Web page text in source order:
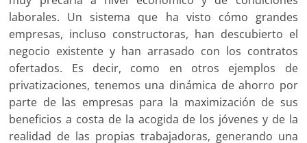
laborales. Un sistema que ha visto cómo grandes
empresas, incluso constructoras, han descubierto el
negocio existente y han arrasado con los contratos
ofertados. Es decir, como en otros ejemplos de
privatizaciones, tenemos una dinámica de ahorro por
parte de las empresas para la maximización de sus
beneficios a costa de la acogida de los jóvenes y de la
realidad de las propias trabajadoras, generando una